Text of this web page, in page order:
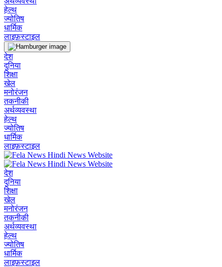
हेल्थ
ज्योतिष
धार्मिक
लाइफ़स्टाइल
देश
दुनिया
शिक्षा
खेल
मनोरंजन
तकनीकी
अर्थव्यवस्था
हेल्थ
ज्योतिष
धार्मिक
लाइफ़स्टाइल
देश
दुनिया
शिक्षा
खेल
मनोरंजन
तकनीकी
अर्थव्यवस्था
हेल्थ
ज्योतिष
धार्मिक
लाइफ़स्टाइल